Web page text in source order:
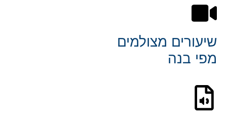
שיעורים מצולמים
מפי בנה